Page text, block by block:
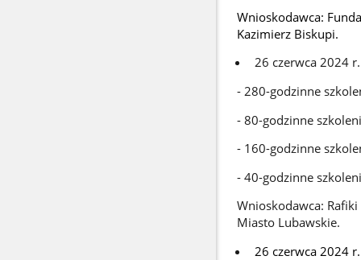
Wnioskodawca:
Kazimierz Biskupi.
26 czerwca 2024
- 280-godzinne
- 80-godzinne
- 160-godzinne
- 40-godzinne
Wnioskodawca:
Miasto Lubawskie.
26 czerwca 2024